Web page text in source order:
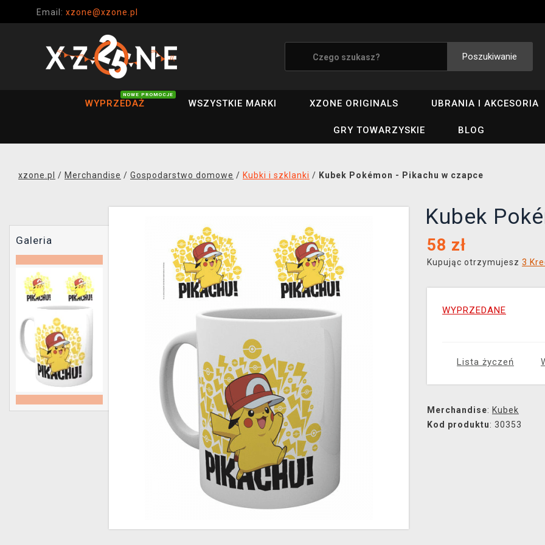
Email: xzone@xzone.pl
Poszukiwanie
WYPRZEDAŻ
NOWE PROMOCJE
WSZYSTKIE MARKI XZONE ORIGINALS UBRANIA I AKCESORIA
GRY TOWARZYSKIE BLOG
xzone.pl / Merchandise / Gospodarstwo domowe / Kubki i szklanki / Kubek Pokémon - Pikachu w czapce
Galeria
Kubek
58 zł
Kupując otrzymujesz 3
WYPRZEDANE
Lista życzeń
Merchandise: Kubek
Kod produktu: 30353